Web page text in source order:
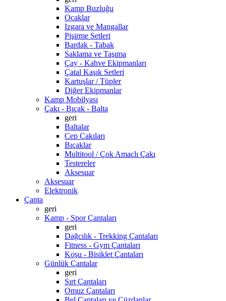
Kamp Buzluğu
Ocaklar
Izgara ve Mangallar
Pişirme Setleri
Bardak - Tabak
Saklama ve Taşıma
Çay - Kahve Ekipmanları
Çatal Kaşık Setleri
Kartuşlar / Tüpler
Diğer Ekipmanlar
Kamp Mobilyası
Çakı - Bıçak - Balta
geri
Baltalar
Cep Çakıları
Bıçaklar
Multitool / Çok Amaçlı Çakı
Testereler
Aksesuar
Aksesuar
Elektronik
Çanta
geri
Kamp - Spor Çantaları
geri
Dağcılık - Trekking Çantaları
Fitness - Gym Çantaları
Koşu - Bisiklet Çantaları
Günlük Çantalar
geri
Sırt Çantaları
Omuz Çantaları